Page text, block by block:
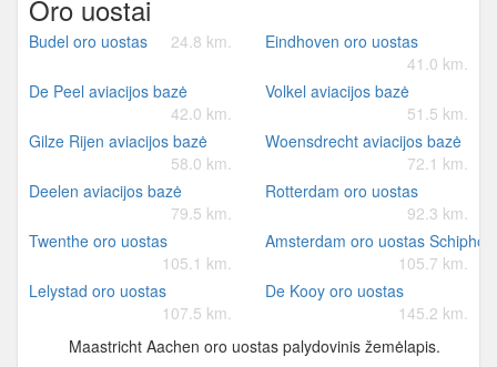
Oro uostai
Budel oro uostas 24.8 km.
Eindhoven oro uostas
41.0 km.
De Peel aviacijos bazė
42.0 km.
Volkel aviacijos bazė
51.5 km.
Gilze Rijen aviacijos bazė
58.0 km.
Woensdrecht aviacijos bazė
72.1 km.
Deelen aviacijos bazė
79.5 km.
Rotterdam oro uostas
92.3 km.
Twenthe oro uostas
105.1 km.
Amsterdam oro uostas Schiphol
105.7 km.
Lelystad oro uostas
107.5 km.
De Kooy oro uostas
145.2 km.
Maastricht Aachen oro uostas palydovinis žemėlapis.